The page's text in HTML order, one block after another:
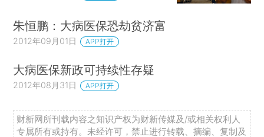
朱恒鹏：大病医保恐劫贫济富
2012年09月01日 APP打开
大病医保新政可持续性存疑
2012年08月31日 APP打开
财新网所刊载内容之知识产权为财新传媒及/或相关权利人
专属所有或持有。未经许可，禁止进行转载、摘编、复制及